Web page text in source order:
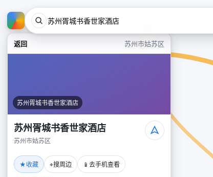
返回 苏州市姑苏区
苏州胥城书香世家酒店
苏州胥城书香世家酒店
苏州市姑苏区
★收藏 ⌖搜周边 📱 去手机查看